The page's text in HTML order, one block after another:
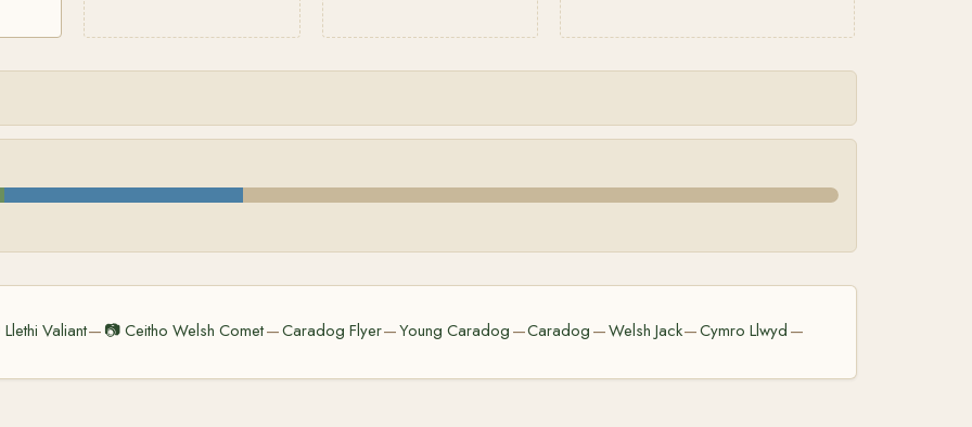
Llethi Valiant— 📷Ceitho Welsh Comet—Caradog Flyer—Young Caradog —Caradog —Welsh Jack—Cymro Llwyd —